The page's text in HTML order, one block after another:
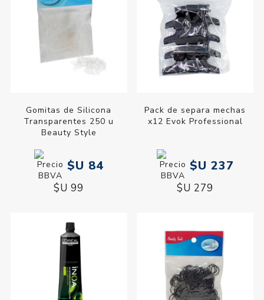
Gomitas de Silicona
Transparentes 250 u
Beauty Style
$U 84
$U 99
Pack de separa mechas
x12 Evok Professional
$U 237
$U 279